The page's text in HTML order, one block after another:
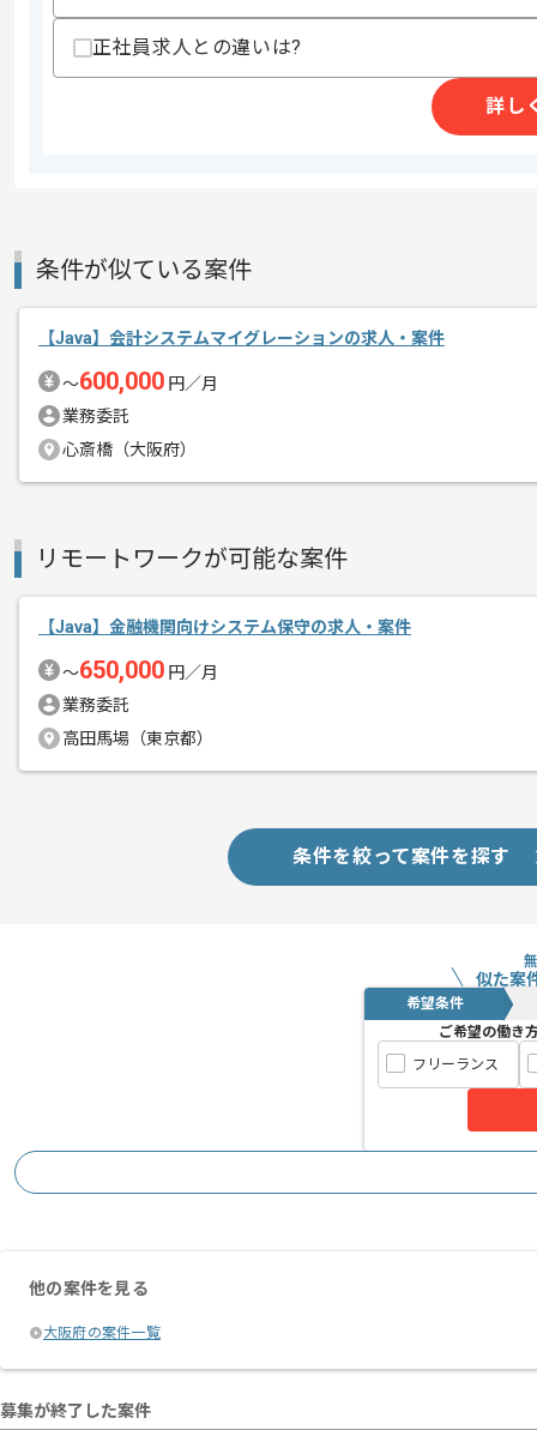
作業開始日
2024/11/01
レバテックでの実績がある企業の案件
新しいアイディアや技術を積極的に導入
スキルアップされたい方、長期的に参
正社員求人との違いは?
詳し
条件が似ている案件
【Java】会計システムマイグレーションの求人・案件
〜600,000 円／月
業務委託
心斎橋（大阪府）
リモートワークが可能な案件
【Java】金融機関向けシステム保守の求人・案件
〜650,000 円／月
業務委託
高田馬場（東京都）
条件を絞って案件を探す
似た案
希望条件
ご希望の働き
フリーランス
他の案件を見る
大阪府の案件一覧
募集が終了した案件